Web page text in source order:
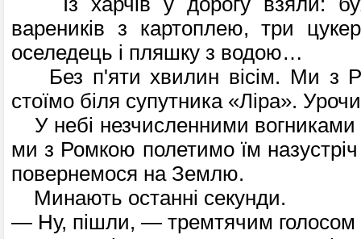
вареників з картоплею, три
оселедець і пляшку з водою…
Без п'яти хвилин вісім. Ми з
стоїмо біля супутника «Ліра».
У небі незчисленними вогниками
ми з Ромкою полетимо їм назустріч
поверне­мося на Землю.
Минають останні секунди.
— Ну, пішли, — тремтячим голосом